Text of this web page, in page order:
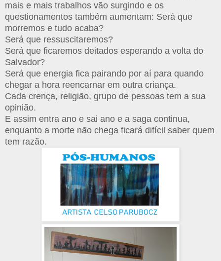
mais e mais trabalhos vão surgindo e os
questionamentos também aumentam: Será que
morremos e tudo acaba?
Será que ressuscitaremos?
Será que ficaremos deitados esperando a volta do
Salvador?
Será que energia fica pairando por aí para quando
chegar a hora reencarnar em outra criança.
Cada crença, religião, grupo de pessoas tem a sua
opinião.
E assim entra ano e sai ano e a saga continua,
enquanto a morte não chega ficará difícil saber quem
tem razão.